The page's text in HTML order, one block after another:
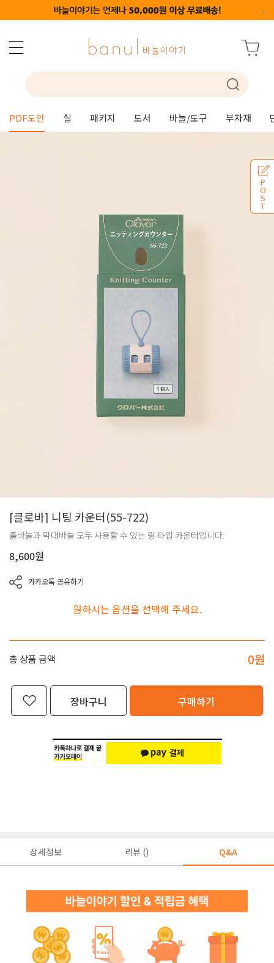
PDF도안 실 패키지 도서 바늘/도구 부자재
P
O
S
T
[클로바] 니팅 카운터(55-722)
줄바늘과 막대바늘 모두 사용할 수 있는 링 타입 카운터입니다.
8,600원
카카오톡 공유하기
원하시는 옵션을 선택해 주세요.
총 상품 금액 0원
장바구니 구매하기
상세정보 리뷰 () Q&A